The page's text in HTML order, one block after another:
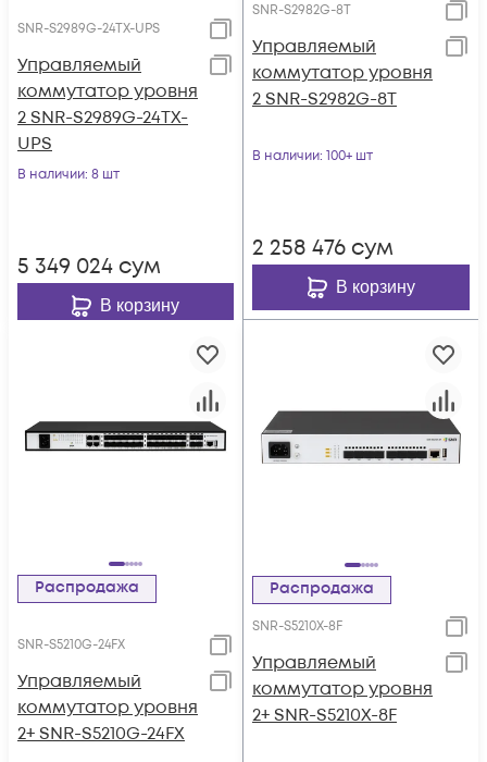
SNR-S2989G-24TX-UPS
Управляемый
коммутатор уровня
2 SNR-S2989G-24TX-
UPS
В наличии: 8 шт
5 349 024 сум
В корзину
SNR-S2982G-8T
Управляемый
коммутатор уровня
2 SNR-S2982G-8T
В наличии: 100+ шт
2 258 476 сум
В корзину
Распродажа
SNR-S5210G-24FX
Управляемый
коммутатор уровня
2+ SNR-S5210G-24FX
Распродажа
SNR-S5210X-8F
Управляемый
коммутатор уровня
2+ SNR-S5210X-8F